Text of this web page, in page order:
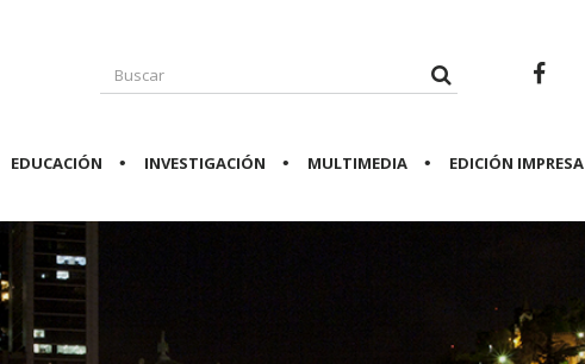
EDUCACIÓN INVESTIGACIÓN MULTIMEDIA EDICIÓN IMPRESA